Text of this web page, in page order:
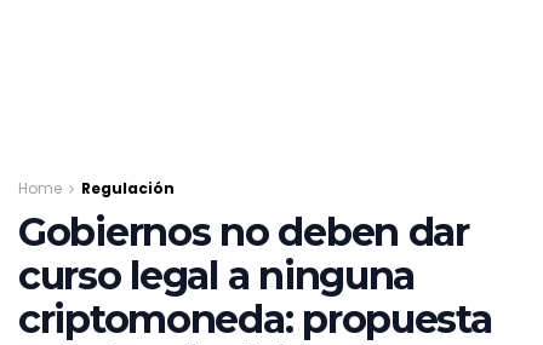
Home Regulación
Gobiernos no deben dar
curso legal a ninguna
criptomoneda: propuesta